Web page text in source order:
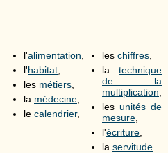
l'alimentation
l'habitat
les métiers
la médecine
le calendrier,
les chiffres
la technique
de la
multiplication
les unités de
mesure
l'écriture
la servitude